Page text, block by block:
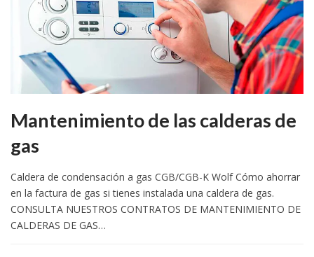
Mantenimiento de las calderas de
gas
Caldera de condensación a gas CGB/CGB-K Wolf Cómo ahorrar
en la factura de gas si tienes instalada una caldera de gas.
CONSULTA NUESTROS CONTRATOS DE MANTENIMIENTO DE
CALDERAS DE GAS…